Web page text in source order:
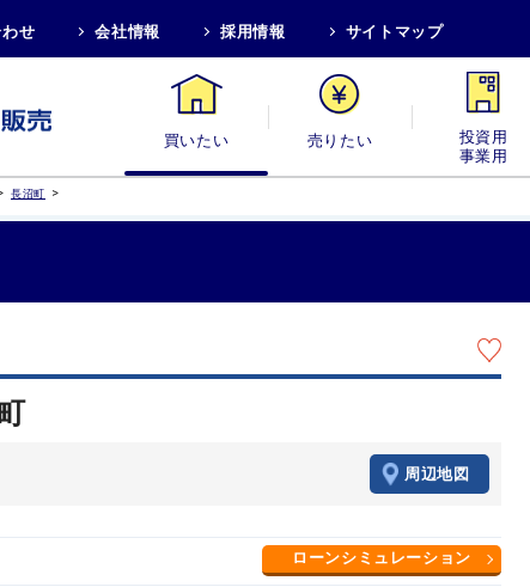
せ 会社情報 採用情報 サイトマップ
買いたい 売りたい 投資用・事業
長沼町 >
周辺地図
ローンシミュレーション